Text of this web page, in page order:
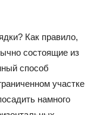
Как правило,
состоящие из
способ
участке
намного